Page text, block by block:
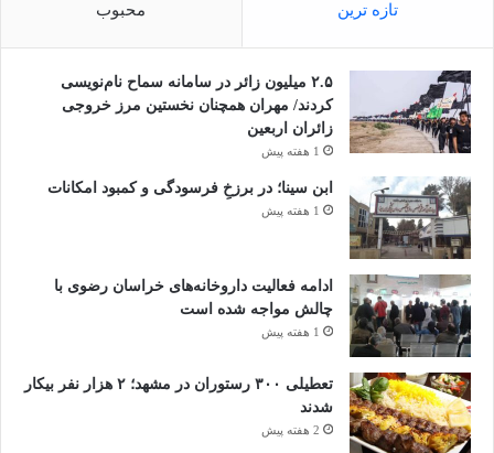
تازه ترین محبوب
۲.۵ میلیون زائر در سامانه سماح نام‌نویسی
کردند/ مهران همچنان نخستین مرز خروجی
زائران اربعین
1 هفته پیش
ابن سینا؛ در برزخِ فرسودگی و کمبود امکانات
1 هفته پیش
ادامه فعالیت داروخانه‌های خراسان رضوی با
چالش مواجه شده است
1 هفته پیش
تعطیلی ۳۰۰ رستوران در مشهد؛ ۲ هزار نفر بیکار
شدند
2 هفته پیش